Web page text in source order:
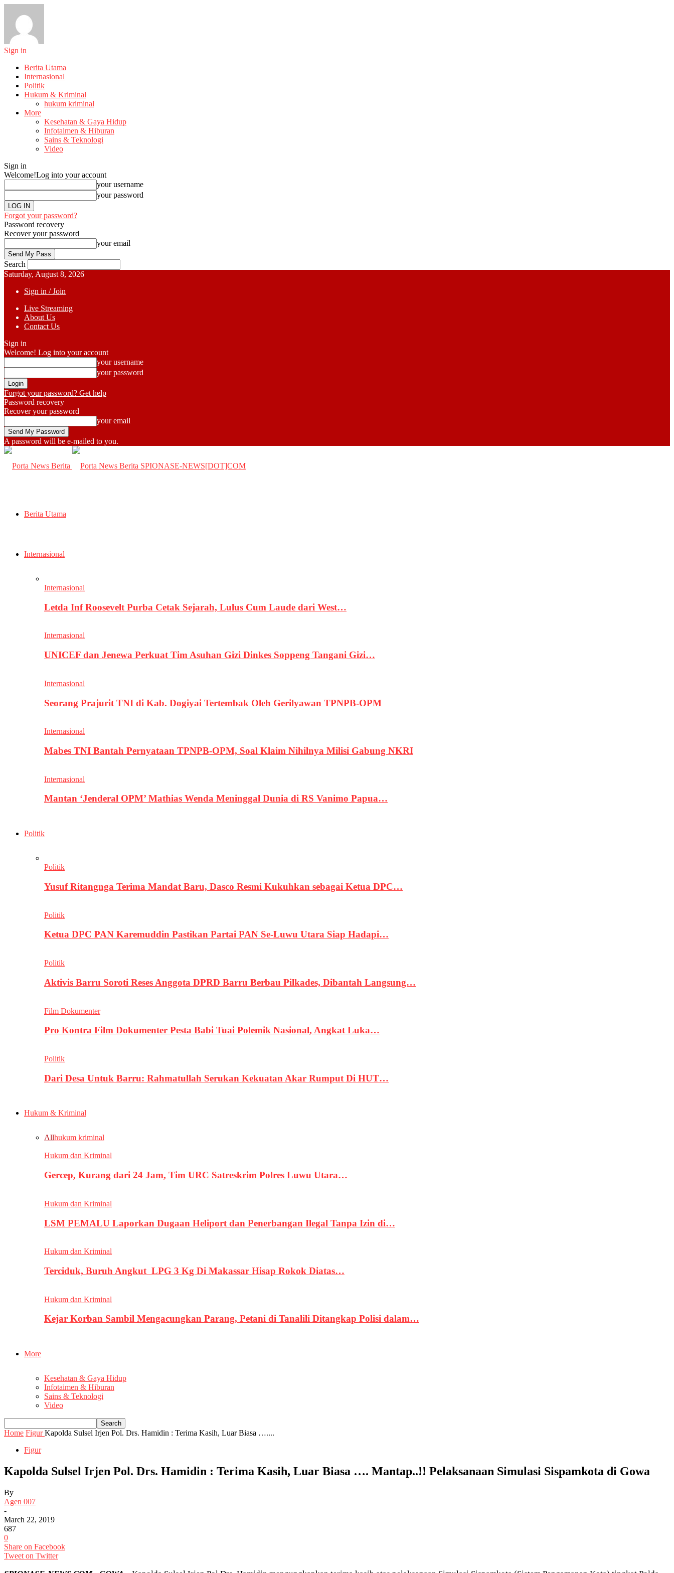
Sign in
Berita Utama
Internasional
Politik
Hukum & Kriminal
hukum kriminal
More
Kesehatan & Gaya Hidup
Infotaimen & Hiburan
Sains & Teknologi
Video
Sign in
Welcome!Log into your account
your username
your password
Forgot your password?
Password recovery
Recover your password
your email
Search
Saturday, August 8, 2026
Sign in / Join
Live Streaming
About Us
Contact Us
Sign in
Welcome! Log into your account
your username
your password
Forgot your password? Get help
Password recovery
Recover your password
your email
A password will be e-mailed to you.
SPIONASE-NEWS[DOT]COM
Berita Utama
Internasional
Internasional
Letda Inf Roosevelt Purba Cetak Sejarah, Lulus Cum Laude dari West…
Internasional
UNICEF dan Jenewa Perkuat Tim Asuhan Gizi Dinkes Soppeng Tangani Gizi…
Internasional
Seorang Prajurit TNI di Kab. Dogiyai Tertembak Oleh Gerilyawan TPNPB-OPM
Internasional
Mabes TNI Bantah Pernyataan TPNPB-OPM, Soal Klaim Nihilnya Milisi Gabung NKRI
Internasional
Mantan ‘Jenderal OPM’ Mathias Wenda Meninggal Dunia di RS Vanimo Papua…
Politik
Politik
Yusuf Ritangnga Terima Mandat Baru, Dasco Resmi Kukuhkan sebagai Ketua DPC…
Politik
Ketua DPC PAN Karemuddin Pastikan Partai PAN Se-Luwu Utara Siap Hadapi…
Politik
Aktivis Barru Soroti Reses Anggota DPRD Barru Berbau Pilkades, Dibantah Langsung…
Film Dokumenter
Pro Kontra Film Dokumenter Pesta Babi Tuai Polemik Nasional, Angkat Luka…
Politik
Dari Desa Untuk Barru: Rahmatullah Serukan Kekuatan Akar Rumput Di HUT…
Hukum & Kriminal
Allhukum kriminal
Hukum dan Kriminal
Gercep, Kurang dari 24 Jam, Tim URC Satreskrim Polres Luwu Utara…
Hukum dan Kriminal
LSM PEMALU Laporkan Dugaan Heliport dan Penerbangan Ilegal Tanpa Izin di…
Hukum dan Kriminal
Terciduk, Buruh Angkut LPG 3 Kg Di Makassar Hisap Rokok Diatas…
Hukum dan Kriminal
Kejar Korban Sambil Mengacungkan Parang, Petani di Tanalili Ditangkap Polisi dalam…
More
Kesehatan & Gaya Hidup
Infotaimen & Hiburan
Sains & Teknologi
Video
Home Figur Kapolda Sulsel Irjen Pol. Drs. Hamidin : Terima Kasih, Luar Biasa …....
Figur
Kapolda Sulsel Irjen Pol. Drs. Hamidin : Terima Kasih, Luar Biasa …. Mantap..!! Pelaksanaan Simulasi Sispamkota di Gowa
By
Agen 007
-
March 22, 2019
687
0
Share on Facebook
Tweet on Twitter